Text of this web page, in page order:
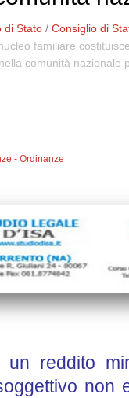
di Stato /Consiglio di
familiare
comunità nazionale
- Ordinanze
reddito